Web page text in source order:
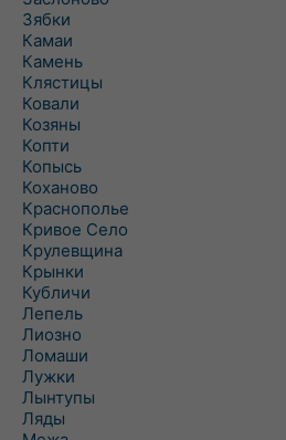
Зябки
Камаи
Камень
Клястицы
Ковали
Козяны
Копти
Копысь
Коханово
Краснополье
Кривое Село
Крулевщина
Крынки
Кубличи
Лепель
Лиозно
Ломаши
Лужки
Лынтупы
Ляды